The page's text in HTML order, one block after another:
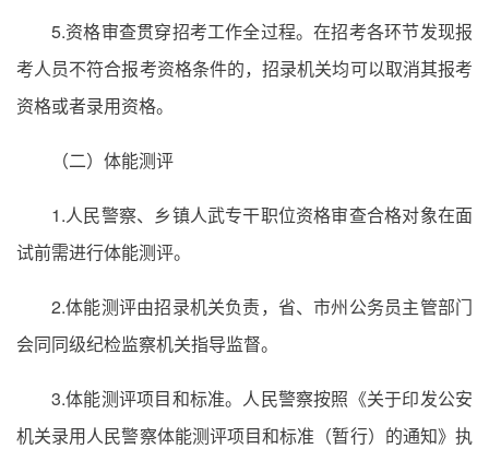
5.资格审查贯穿招考工作全过程。在招考各环节发现报
考人员不符合报考资格条件的，招录机关均可以取消其报考
资格或者录用资格。
（二）体能测评
1.人民警察、乡镇人武专干职位资格审查合格对象在面
试前需进行体能测评。
2.体能测评由招录机关负责，省、市州公务员主管部门
会同同级纪检监察机关指导监督。
3.体能测评项目和标准。人民警察按照《关于印发公安
机关录用人民警察体能测评项目和标准（暂行）的通知》执